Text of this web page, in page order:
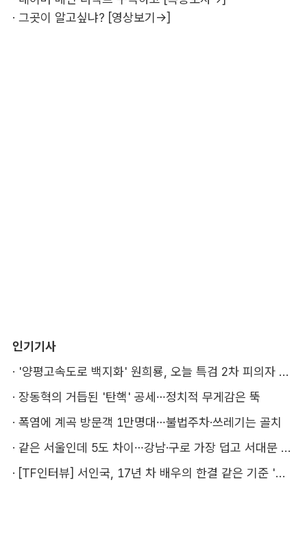
· 그곳이 알고싶냐? [영상보기→]
인기기사
·
'양평고속도로 백지화' 원희룡, 오늘 특검 2차 피의자 조사
· 장동혁의 거듭된 '탄핵' 공세…정치적 무게감은 뚝
· 폭염에 계곡 방문객 1만명대…불법주차·쓰레기는 골치
·
같은 서울인데 5도 차이…강남·구로 가장 덥고 서대문 낫다
·
[TF인터뷰] 서인국, 17년 차 배우의 한결 같은 기준 '성장'